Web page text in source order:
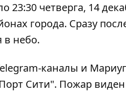
четверга, 14
города. Сразу
в небо.
каналы и
Сити". Пожар